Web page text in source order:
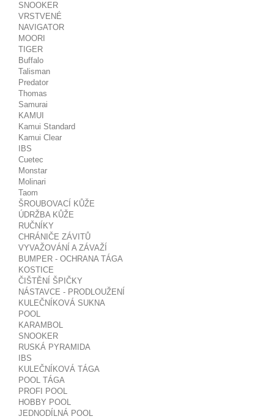
SNOOKER
VRSTVENÉ
NAVIGATOR
MOORI
TIGER
Buffalo
Talisman
Predator
Thomas
Samurai
KAMUI
Kamui Standard
Kamui Clear
IBS
Cuetec
Monstar
Molinari
Taom
ŠROUBOVACÍ KŮŽE
ÚDRŽBA KŮŽE
RUČNÍKY
CHRÁNIČE ZÁVITŮ
VYVAŽOVÁNÍ A ZÁVAŽÍ
BUMPER - OCHRANA TÁGA
KOSTICE
ČIŠTĚNÍ ŠPIČKY
NÁSTAVCE - PRODLOUŽENÍ
KULEČNÍKOVÁ SUKNA
POOL
KARAMBOL
SNOOKER
RUSKÁ PYRAMIDA
IBS
KULEČNÍKOVÁ TÁGA
POOL TÁGA
PROFI POOL
HOBBY POOL
JEDNODÍLNÁ POOL